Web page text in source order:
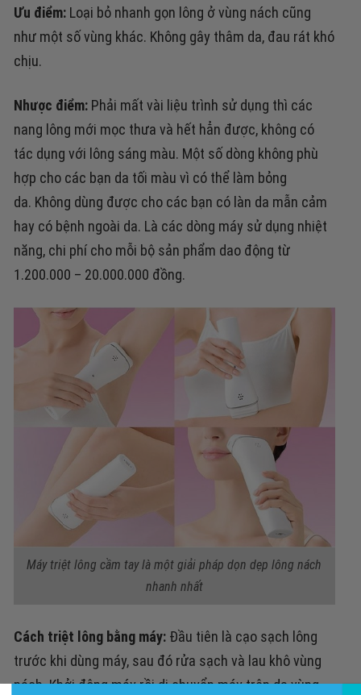
Ưu điểm: Loại bỏ nhanh gọn lông ở vùng nách cũng
như một số vùng khác. Không gây thâm da, đau rát khó
chịu.
Nhược điểm: Phải mất vài liệu trình sử dụng thì các
nang lông mới mọc thưa và hết hẳn được, không có
tác dụng với lông sáng màu. Một số dòng không phù
hợp cho các bạn da tối màu vì có thể làm bỏng
da. Không dùng được cho các bạn có làn da mẫn cảm
hay có bệnh ngoài da. Là các dòng máy sử dụng nhiệt
năng, chi phí cho mỗi bộ sản phẩm dao động từ
1.200.000 – 20.000.000 đồng.
Máy triệt lông cầm tay là một giải pháp dọn dẹp lông nách
nhanh nhất
Cách triệt lông bằng máy: Đầu tiên là cạo sạch lông
trước khi dùng máy, sau đó rửa sạch và lau khô vùng
nách.Khởi động máy rồi di chuyển máy trên da vùng